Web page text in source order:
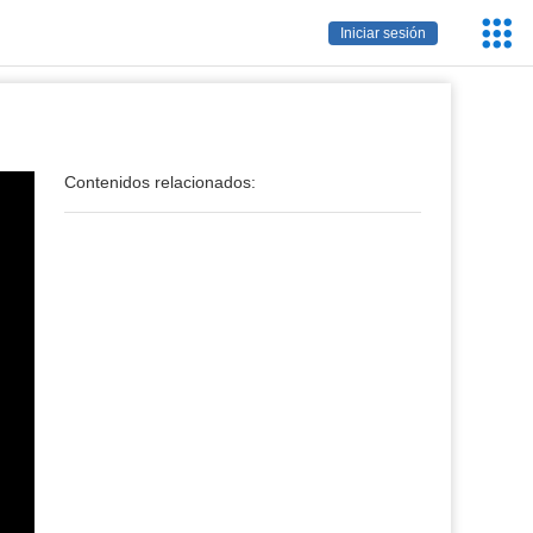
Iniciar sesión
Contenidos relacionados: